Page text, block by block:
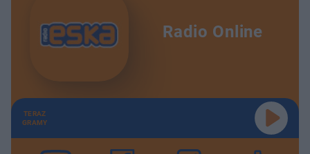
Radio Online
TERAZ
GRAMY